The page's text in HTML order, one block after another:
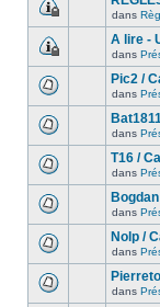
dans
A lire -
dans
Pic2 /
dans
dans
T16 /
dans
dans
Nolp /
dans
dans